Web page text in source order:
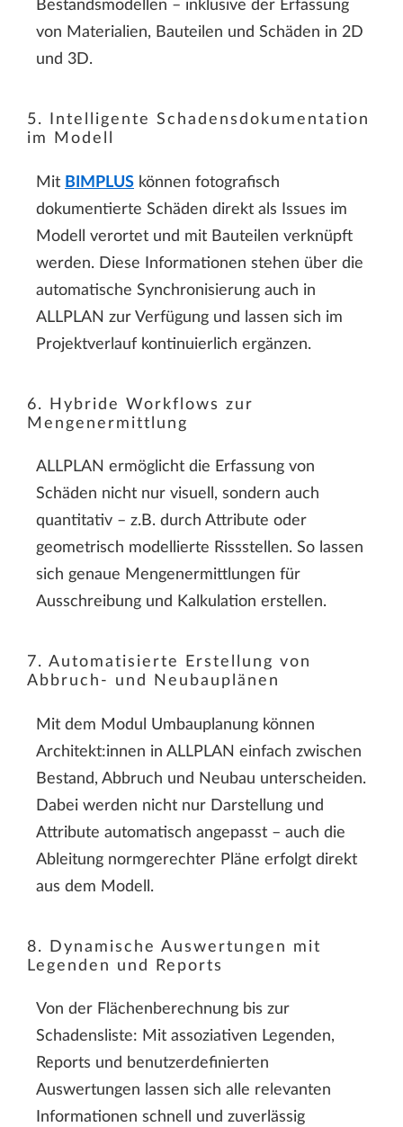
Bestandsmodellen – inklusive der Erfassung
von Materialien, Bauteilen und Schäden in 2D
und 3D.
5. Intelligente Schadensdokumentation
im Modell
Mit BIMPLUS können fotografisch
dokumentierte Schäden direkt als Issues im
Modell verortet und mit Bauteilen verknüpft
werden. Diese Informationen stehen über die
automatische Synchronisierung auch in
ALLPLAN zur Verfügung und lassen sich im
Projektverlauf kontinuierlich ergänzen.
6. Hybride Workflows zur
Mengenermittlung
ALLPLAN ermöglicht die Erfassung von
Schäden nicht nur visuell, sondern auch
quantitativ – z.B. durch Attribute oder
geometrisch modellierte Rissstellen. So lassen
sich genaue Mengenermittlungen für
Ausschreibung und Kalkulation erstellen.
7. Automatisierte Erstellung von
Abbruch- und Neubauplänen
Mit dem Modul Umbauplanung können
Architekt:innen in ALLPLAN einfach zwischen
Bestand, Abbruch und Neubau unterscheiden.
Dabei werden nicht nur Darstellung und
Attribute automatisch angepasst – auch die
Ableitung normgerechter Pläne erfolgt direkt
aus dem Modell.
8. Dynamische Auswertungen mit
Legenden und Reports
Von der Flächenberechnung bis zur
Schadensliste: Mit assoziativen Legenden,
Reports und benutzerdefinierten
Auswertungen lassen sich alle relevanten
Informationen schnell und zuverlässig